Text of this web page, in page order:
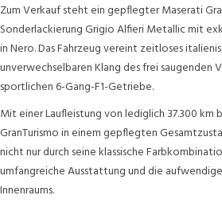
Zum Verkauf steht ein gepflegter Maserati
Sonderlackierung Grigio Alfieri Metallic mit
in Nero. Das Fahrzeug vereint zeitloses
unverwechselbaren Klang des frei saugenden
sportlichen 6-Gang-F1-Getriebe.
Mit einer Laufleistung von lediglich 37.300 km
GranTurismo in einem gepflegten
nicht nur durch seine klassische
umfangreiche Ausstattung und die
Innenraums.